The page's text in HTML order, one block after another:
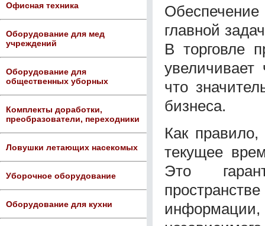
Офисная техника
Оборудование для мед
учреждений
Оборудование для
общественных уборных
Комплекты доработки,
преобразователи, переходники
Ловушки летающих насекомых
Уборочное оборудование
Оборудование для кухни
главной
В торговле
что
бизнеса.
Как
текущее
Это
информации,